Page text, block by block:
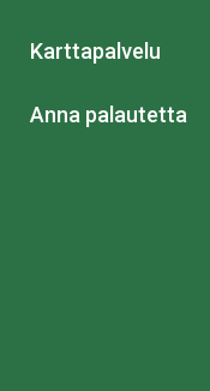
Karttapalvelu
Anna palautetta